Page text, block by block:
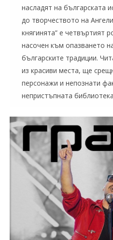
насладят на българската
до творчеството на
княгинята” е четвъртият
насочен към опазването
българските традиции.
из красиви места, ще
персонажи и непознати
непристъпната